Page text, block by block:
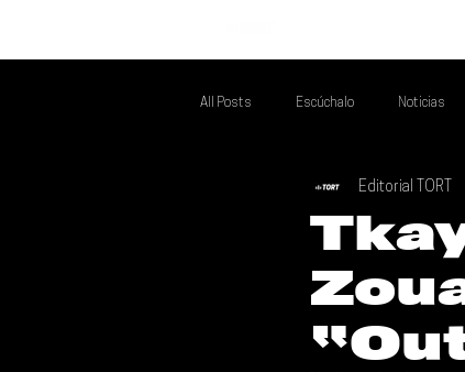
All Posts Escúchalo Noticias
Si Te Gusta... Te Recomendamos A...
Poder Latino Que Descubrir
Editorial TORT